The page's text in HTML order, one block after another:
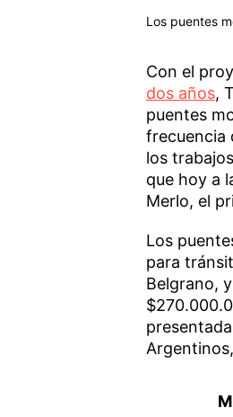
Los puentes
Con el
dos años,
puentes
frecuencia
los
que hoy a
Merlo, el
Los
para
Belgrano,